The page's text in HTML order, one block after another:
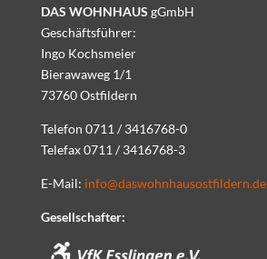
DAS WOHNHAUS gGmbH
Geschäftsführer:
Ingo Kochsmeier
Bierawaweg 1/1
73760 Ostfildern
Telefon 0711 / 3416768-0
Telefax 0711 / 3416768-3
E-Mail: info@daswohnhausostfildern.de
Gesellschafter: